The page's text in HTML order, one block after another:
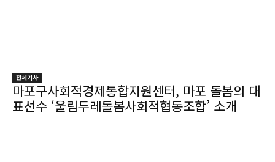
전체기사
마포구사회적경제통합지원센터, 마포 돌봄의 대
표선수 ‘울림두레돌봄사회적협동조합’ 소개